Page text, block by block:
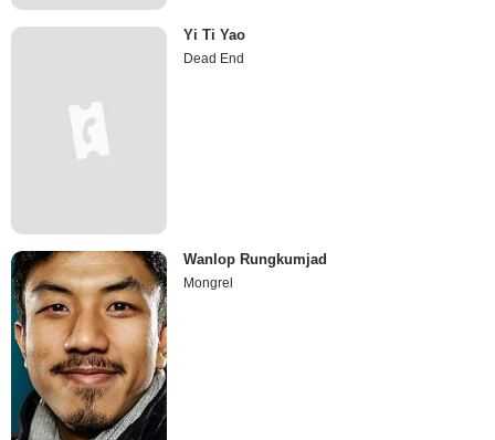
Yi Ti Yao
Dead End
Wanlop Rungkumjad
Mongrel